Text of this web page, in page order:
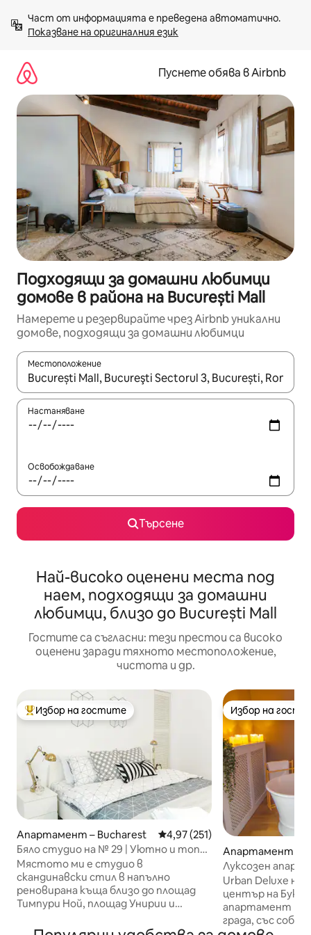
към
съдържанието
Показване на оригиналния език
Пуснете обява в Airbnb
Подходящи за домашни любимци
домове в района на București Mall
Намерете и резервирайте чрез Airbnb уникални
домове, подходящи за домашни любимци
Местоположение
Когато резултатите се покажат, използвайте
Настаняване
Освобождаване
Търсене
Най-високо оценени места под
наем, подходящи за домашни
любимци, близо до București Mall
Гостите са съгласни: тези престои са високо
оценени заради тяхното местоположение,
чистота и др.
Най-популярен избор на гостите
Избор на гостите
Апартамент – Bucharest Средна оценка: 4,97 от 5,
4,97 (251)
Бяло студио на № 29 | Уютно и топло
| Метро| Wi-Fi
Мястото ми е студио в
скандинавски стил в напълно
реновирана къща близо до площад
Тимпури Ной, площад Унирии и
Търговската камара, Висшия съд,
Избор на
Избор на
Апартамент –
Луксозен
Victoriei“ –
Urban Deluxe на
център на
апартамент на
града, със